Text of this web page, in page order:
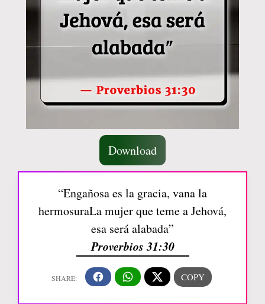
Download
“Engañosa es la gracia, vana la
hermosuraLa mujer que teme a Jehová,
esa será alabada”
Proverbios 31:30